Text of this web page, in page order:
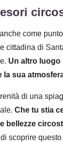
come
cittadina di
Un altro luogo
la sua
di una
Che tu stia
bellezze
scoprire